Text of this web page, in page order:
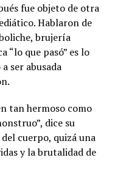
fue objeto de otra
Hablaron de
brujería
“lo que pasó” es lo
ser abusada
tan hermoso como
dice su
cuerpo, quizá una
y la brutalidad de